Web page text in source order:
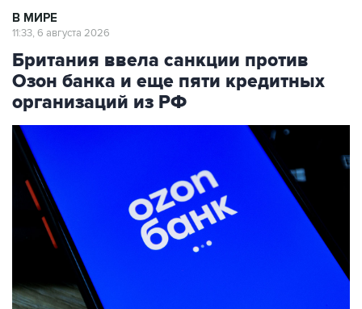
В МИРЕ
11:33, 6 августа 2026
Британия ввела санкции против
Озон банка и еще пяти кредитных
организаций из РФ